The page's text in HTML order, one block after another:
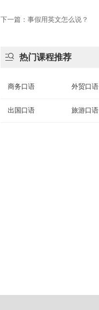
下一篇：事假用英文怎么说？
 热门课程推荐
商务口语 外贸口语
出国口语 旅游口语